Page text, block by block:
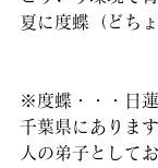
夏に度蝶（どち
※度蝶・・・日蓮
千葉県にありま
人の弟子として